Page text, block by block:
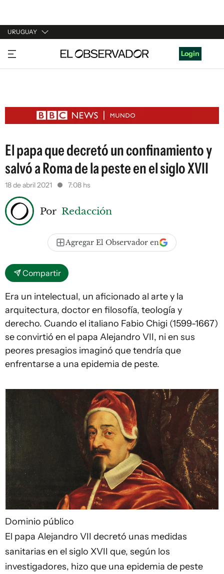
URUGUAY
URUGUAY
ARGENTINA
ESTADOS UNIDOS
Login
El papa que decretó un confinamiento y
salvó a Roma de la peste en el siglo XVII
18 de abril 2021 7:08 hs
Por Redacción
Agregar El Observador en
Compartir
Era un intelectual, un aficionado al arte y la
arquitectura, doctor en filosofía, teología y
derecho. Cuando el italiano Fabio Chigi (1599-1667)
se convirtió en el papa Alejandro VII, ni en sus
peores presagios imaginó que tendría que
enfrentarse a una epidemia de peste.
Dominio público
El papa Alejandro VII decretó unas medidas
sanitarias en el siglo XVII que, según los
investigadores, hizo que una epidemia de peste